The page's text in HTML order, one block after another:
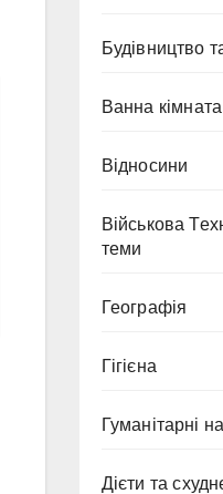
Будівництво
Ванна кімната
Відносини
Військова
теми
Географія
Гігієна
Гуманітарні
Дієти та